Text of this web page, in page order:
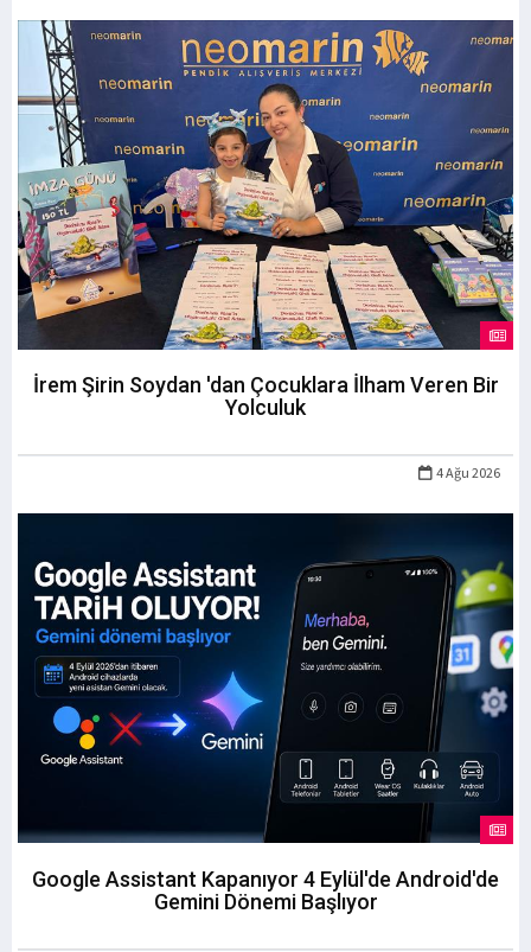
İrem Şirin Soydan 'dan Çocuklara İlham Veren Bir
Yolculuk
4 Ağu 2026
Google Assistant Kapanıyor 4 Eylül'de Android'de
Gemini Dönemi Başlıyor